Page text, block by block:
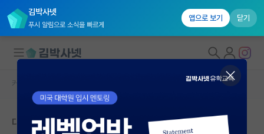
김박사넷
푸시 알림으로 소식을 빠르게
앱으로 보기 닫기
대학원생 모집
국내대학원 정보
커뮤니티 홈
대학원생 명함